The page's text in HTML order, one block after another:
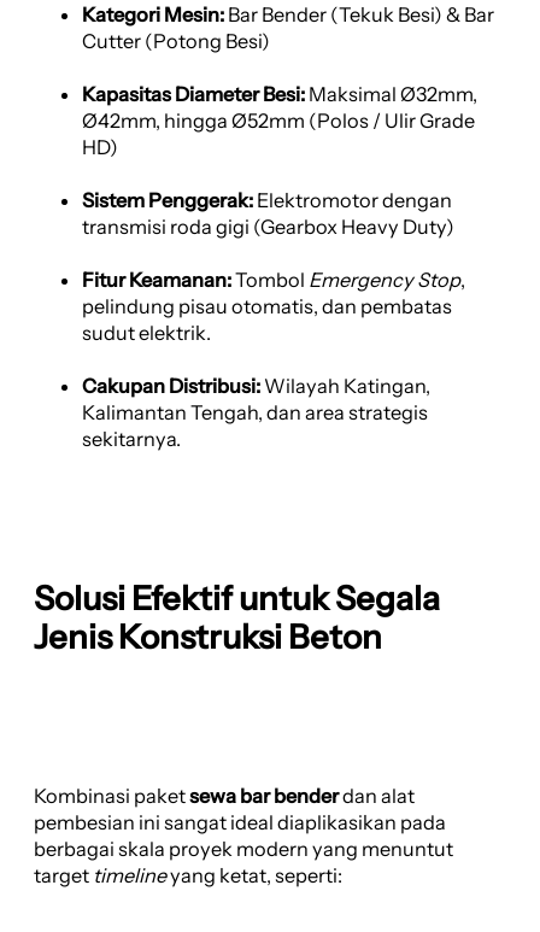
Kategori Mesin: Bar Bender (Tekuk Besi) & Bar
Cutter (Potong Besi)
Kapasitas Diameter Besi: Maksimal Ø32mm,
Ø42mm, hingga Ø52mm (Polos / Ulir Grade
HD)
Sistem Penggerak: Elektromotor dengan
transmisi roda gigi (Gearbox Heavy Duty)
Fitur Keamanan:Tombol Emergency Stop,
pelindung pisau otomatis, dan pembatas
sudut elektrik.
Cakupan Distribusi: Wilayah Katingan,
Kalimantan Tengah, dan area strategis
sekitarnya.
Solusi Efektif untuk Segala
Jenis Konstruksi Beton
Kombinasi paketsewa bar benderdan alat
pembesian ini sangat ideal diaplikasikan pada
berbagai skala proyek modern yang menuntut
target timelineyang ketat, seperti: